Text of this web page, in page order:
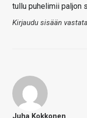
tullu puhelimii paljon
Kirjaudu sisään
Juha Kokkonen